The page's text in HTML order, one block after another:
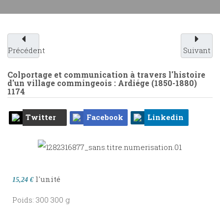
Précédent Suivant
Colportage et communication à travers l'histoire
d'un village commingeois : Ardiége (1850-1880)
1174
Twitter Facebook Linkedin
15,24 € l'unité
Poids: 300 300 g